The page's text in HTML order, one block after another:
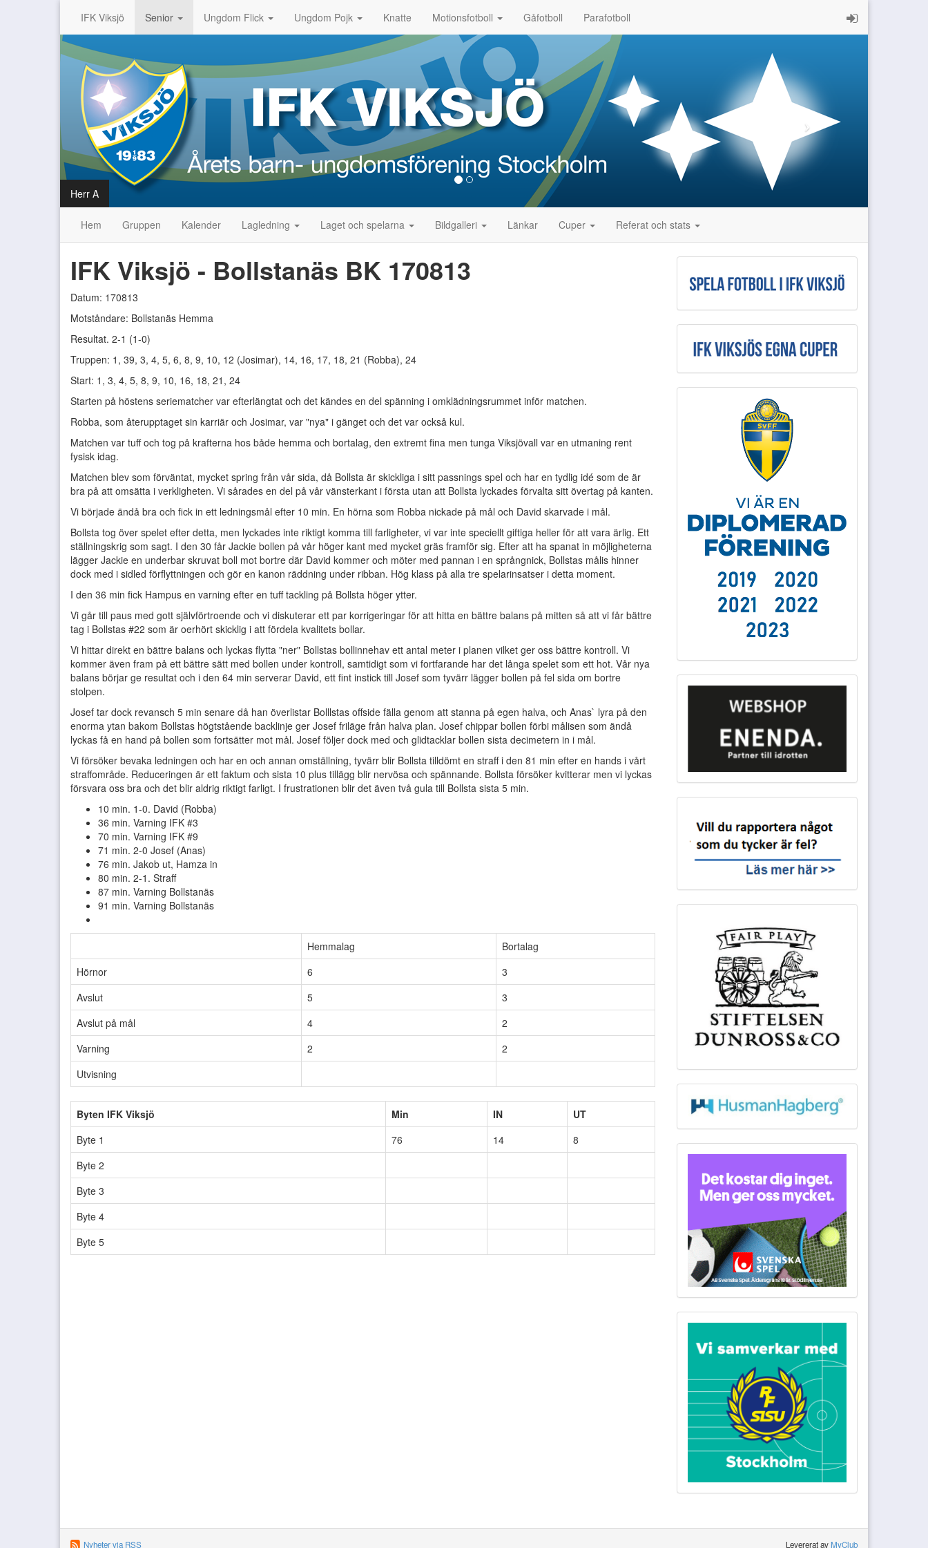
IFK Viksjö Senior Ungdom Flick Ungdom Pojk Knatte Motionsfotboll Gåfotboll Parafotboll
Herr A
Hem Gruppen Kalender Lagledning Laget och spelarna Bildgalleri Länkar Cuper Referat och stats
IFK Viksjö - Bollstanäs BK 170813
Datum: 170813
Motståndare: Bollstanäs Hemma
Resultat. 2-1 (1-0)
Truppen: 1, 39, 3, 4, 5, 6, 8, 9, 10, 12 (Josimar), 14, 16, 17, 18, 21 (Robba), 24
Start: 1, 3, 4, 5, 8, 9, 10, 16, 18, 21, 24
Starten på höstens seriematcher var efterlängtat och det kändes en del spänning i omklädningsrummet inför matchen.
Robba, som återupptaget sin karriär och Josimar, var "nya" i gänget och det var också kul.
Matchen var tuff och tog på krafterna hos både hemma och bortalag, den extremt fina men tunga Viksjövall var en utmaning rent
fysisk idag.
Matchen blev som förväntat, mycket spring från vår sida, då Bollsta är skickliga i sitt passnings spel och har en tydlig idé som de är
bra på att omsätta i verkligheten. Vi sårades en del på vår vänsterkant i första utan att Bollsta lyckades förvalta sitt övertag på kanten.
Vi började ändå bra och fick in ett ledningsmål efter 10 min. En hörna som Robba nickade på mål och David skarvade i mål.
Bollsta tog över spelet efter detta, men lyckades inte riktigt komma till farligheter, vi var inte speciellt giftiga heller för att vara ärlig. Ett
ställningskrig som sagt. I den 30 får Jackie bollen på vår höger kant med mycket gräs framför sig. Efter att ha spanat in möjligheterna
lägger Jackie en underbar skruvat boll mot bortre där David kommer och möter med pannan i en språngnick, Bollstas målis hinner
dock med i sidled förflyttningen och gör en kanon räddning under ribban. Hög klass på alla tre spelarinsatser i detta moment.
I den 36 min fick Hampus en varning efter en tuff tackling på Bollsta höger ytter.
Vi går till paus med gott självförtroende och vi diskuterar ett par korrigeringar för att hitta en bättre balans på mitten så att vi får bättre
tag i Bollstas #22 som är oerhört skicklig i att fördela kvalitets bollar.
Vi hittar direkt en bättre balans och lyckas flytta "ner" Bollstas bollinnehav ett antal meter i planen vilket ger oss bättre kontroll. Vi
kommer även fram på ett bättre sätt med bollen under kontroll, samtidigt som vi fortfarande har det långa spelet som ett hot. Vår nya
balans börjar ge resultat och i den 64 min serverar David, ett fint instick till Josef som tyvärr lägger bollen på fel sida om bortre
stolpen.
Josef tar dock revansch 5 min senare då han överlistar Bolllstas offside fälla genom att stanna på egen halva, och Anas` lyra på den
enorma ytan bakom Bollstas högtstående backlinje ger Josef friläge från halva plan. Josef chippar bollen förbi målisen som ändå
lyckas få en hand på bollen som fortsätter mot mål. Josef följer dock med och glidtacklar bollen sista decimetern in i mål.
Vi försöker bevaka ledningen och har en och annan omställning, tyvärr blir Bollsta tilldömt en straff i den 81 min efter en hands i vårt
straffområde. Reduceringen är ett faktum och sista 10 plus tillägg blir nervösa och spännande. Bollsta försöker kvitterar men vi lyckas
försvara oss bra och det blir aldrig riktigt farligt. I frustrationen blir det även två gula till Bollsta sista 5 min.
10 min. 1-0. David (Robba)
36 min. Varning IFK #3
70 min. Varning IFK #9
71 min. 2-0 Josef (Anas)
76 min. Jakob ut, Hamza in
80 min. 2-1. Straff
87 min. Varning Bollstanäs
91 min. Varning Bollstanäs
Hemmalag
Bortalag
Hörnor
6
3
Avslut
5
3
Avslut på mål
4
2
Varning
2
2
Utvisning
Byten IFK Viksjö Min IN
UT
Byte 1
76 14
8
Byte 2
Byte 3
Byte 4
Byte 5
Nyheter via RSS Levererat avMyClub